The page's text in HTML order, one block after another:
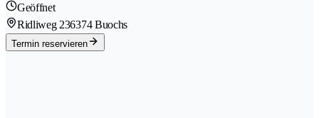
Geöffnet
Ridliweg 236374 Buochs
Termin reservieren